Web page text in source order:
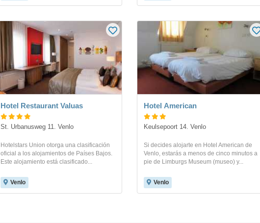
Hotel Restaurant Valuas
St. Urbanusweg 11. Venlo
Hotelstars Union otorga una clasificación
oficial a los alojamientos de Países Bajos.
Este alojamiento está clasificado...
Venlo
Hotel American
Keulsepoort 14. Venlo
Si decides alojarte en Hotel American de
Venlo, estarás a menos de cinco minutos a
pie de Limburgs Museum (museo) y...
Venlo